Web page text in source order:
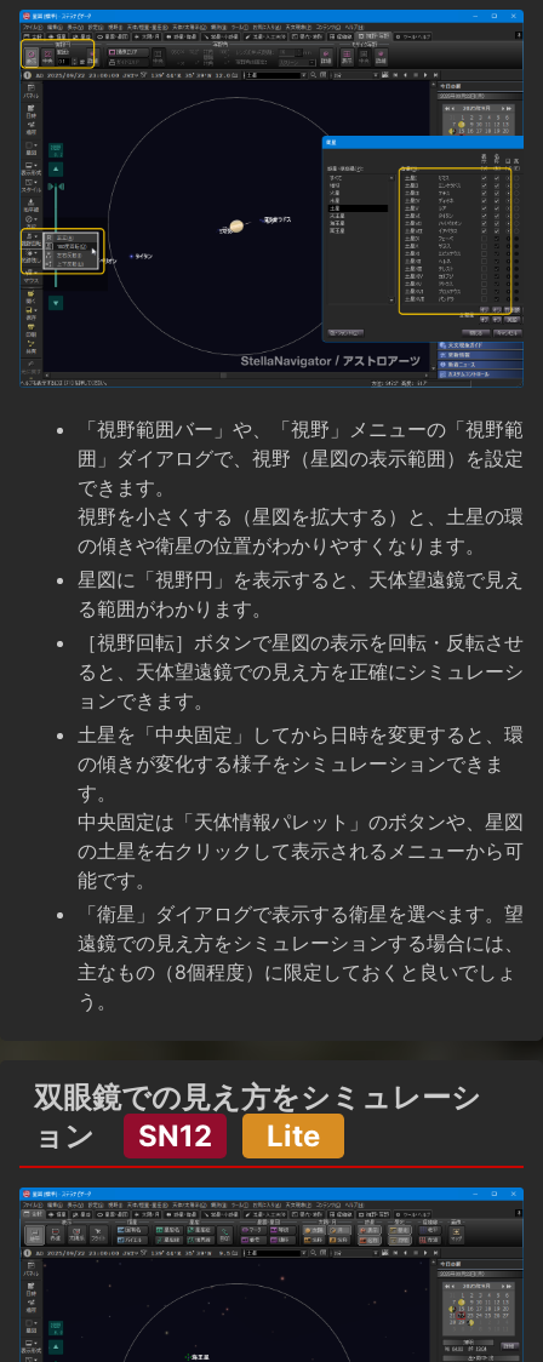
「視野範囲バー」や、「視野」メニューの「視野範
囲」ダイアログで、視野（星図の表示範囲）を設定
できます。
視野を小さくする（星図を拡大する）と、土星の環
の傾きや衛星の位置がわかりやすくなります。
星図に「視野円」を表示すると、天体望遠鏡で見え
る範囲がわかります。
［視野回転］ボタンで星図の表示を回転・反転させ
ると、天体望遠鏡での見え方を正確にシミュレーシ
ョンできます。
土星を「中央固定」してから日時を変更すると、環
の傾きが変化する様子をシミュレーションできま
す。
中央固定は「天体情報パレット」のボタンや、星図
の土星を右クリックして表示されるメニューから可
能です。
「衛星」ダイアログで表示する衛星を選べます。望
遠鏡での見え方をシミュレーションする場合には、
主なもの（8個程度）に限定しておくと良いでしょ
う。
双眼鏡での見え方をシミュレーシ
ョン
SN12 Lite